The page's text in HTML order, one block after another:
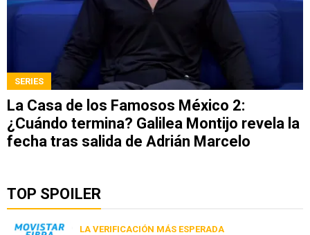
SERIES
La Casa de los Famosos México 2:
¿Cuándo termina? Galilea Montijo revela la
fecha tras salida de Adrián Marcelo
TOP SPOILER
LA VERIFICACIÓN MÁS ESPERADA